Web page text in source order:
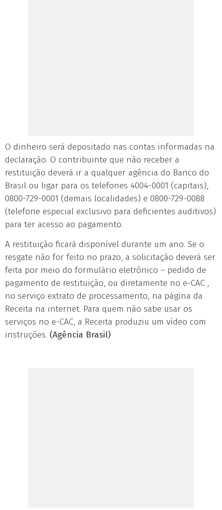
O dinheiro será depositado nas contas informadas na
declaração. O contribuinte que não receber a
restituição deverá ir a qualquer agência do Banco do
Brasil ou ligar para os telefones 4004-0001 (capitais),
0800-729-0001 (demais localidades) e 0800-729-0088
(telefone especial exclusivo para deficientes auditivos)
para ter acesso ao pagamento.
A restituição ficará disponível durante um ano. Se o
resgate não for feito no prazo, a solicitação deverá ser
feita por meio do formulário eletrônico – pedido de
pagamento de restituição, ou diretamente no e-CAC ,
no serviço extrato de processamento, na página da
Receita na internet. Para quem não sabe usar os
serviços no e-CAC, a Receita produziu um vídeo com
instruções. (Agência Brasil)